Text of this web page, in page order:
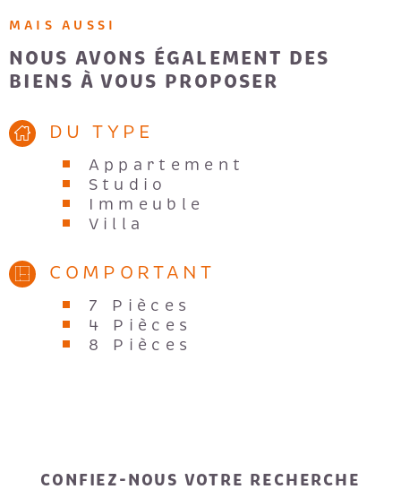
MAIS AUSSI
NOUS AVONS ÉGALEMENT DES
BIENS À VOUS PROPOSER
DU TYPE
Appartement
Studio
Immeuble
Villa
COMPORTANT
7 Pièces
4 Pièces
8 Pièces
CONFIEZ-NOUS VOTRE RECHERCHE